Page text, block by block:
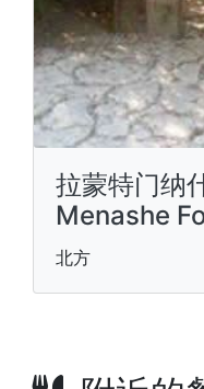
拉蒙特门纳
Menashe
北方